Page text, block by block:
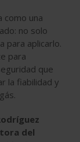
como una
no solo
para aplicarlo.
para
que
la fiabilidad y
del